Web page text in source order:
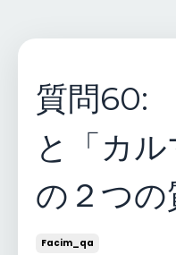
質問60:
と「カ
の２つの
Facim_qa